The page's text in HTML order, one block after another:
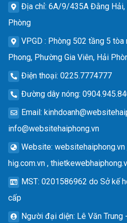
Địa chỉ: 6A/9/435A Đằng Hải,
Phòng
VPGD : Phòng 502 tầng 5 tòa
Phong, Phường Gia Viên, Hải
Điện thoại: 0225.7774777
Đường dây nóng:
Email:
info@websitehaiphong.vn
Website:
hig.com.vn ,
MST: 0201586962 do Sở kế
cấp
Người đại diện: Lê Văn Trung